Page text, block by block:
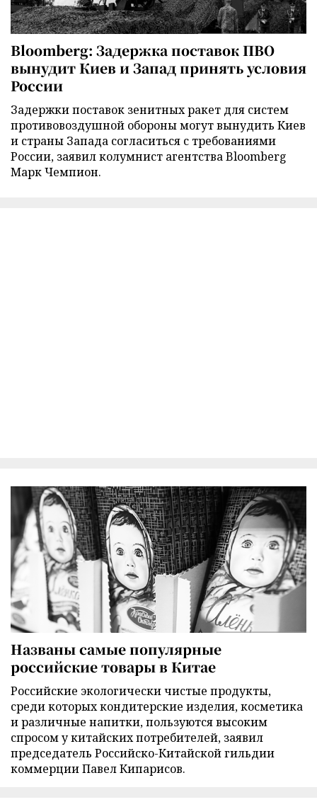
Bloomberg: Задержка поставок ПВО
вынудит Киев и Запад принять условия
России
Задержки поставок зенитных ракет для систем
противовоздушной обороны могут вынудить Киев
и страны Запада согласиться с требованиями
России, заявил колумнист агентства Bloomberg
Марк Чемпион.
Названы самые популярные
российские товары в Китае
Российские экологически чистые продукты,
среди которых кондитерские изделия, косметика
и различные напитки, пользуются высоким
спросом у китайских потребителей, заявил
председатель Российско-Китайской гильдии
коммерции Павел Кипарисов.